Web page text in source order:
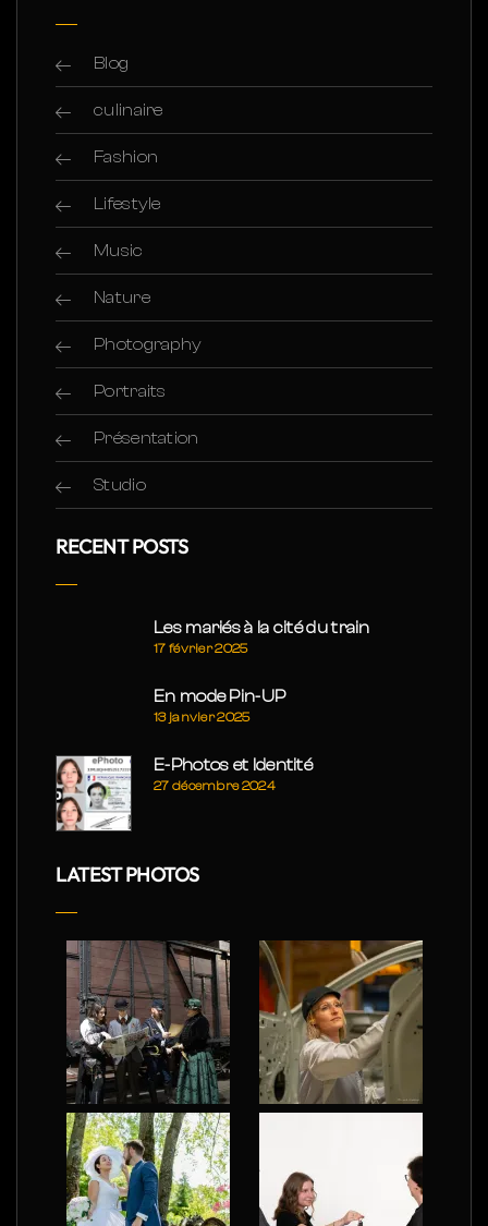
Blog
culinaire
Fashion
Lifestyle
Music
Nature
Photography
Portraits
Présentation
Studio
RECENT POSTS
Les mariés à la cité du train
17 février 2025
En mode Pin-UP
13 janvier 2025
E-Photos et Identité
27 décembre 2024
LATEST PHOTOS